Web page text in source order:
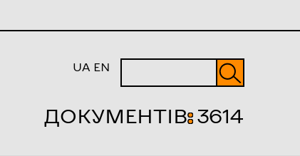
UA EN
ДОКУМЕНТІВ:3614